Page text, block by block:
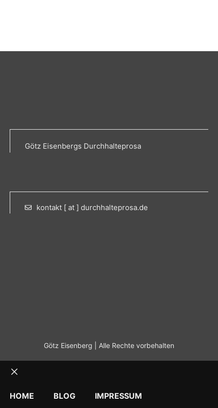
Götz Eisenbergs Durchhalteprosa
kontakt [ at ] durchhalteprosa.de
Götz Eisenberg | Alle Rechte vorbehalten
HOME
BLOG IMPRESSUM